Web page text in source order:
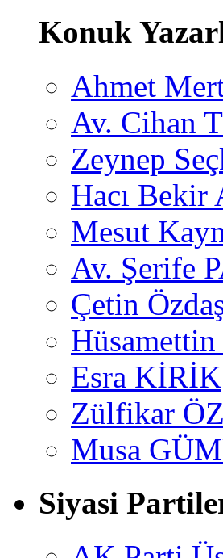
Konuk
Ahmet
Av. Cihan
Zeynep
Hacı
Mesut
Av. Şerife
Çetin
Esra KİRİK
Zülfikar
Musa
Siyasi